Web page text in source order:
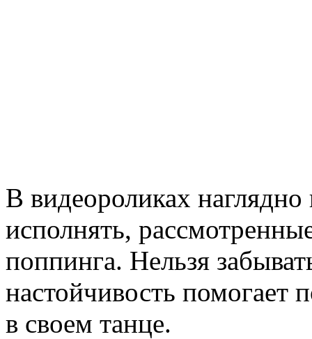
В видеороликах
исполнять,
поппинга. Нельзя
настойчивость помогает
в своем танце.